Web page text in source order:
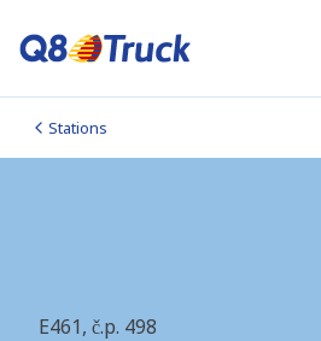
Stations
E461, č.p. 498